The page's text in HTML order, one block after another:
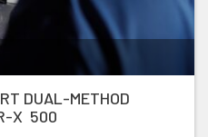
DUAL-METHOD
X 500